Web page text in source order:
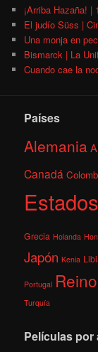
¡Arriba Hazaña! |
El judío Süss |
Una monja en
Bismarck | La
Cuando cae la
Países
Alemania
Canadá
Grecia Holanda
Japón Kenia
Portugal
Turquía
Películas por